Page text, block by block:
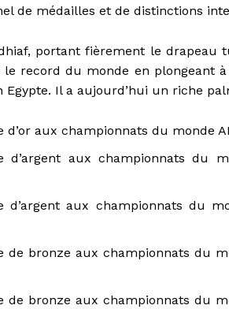
de médailles et de distinctions
portant fièrement le drapeau
record du monde en plongeant
Egypte. Il a aujourd’hui un riche
d’or aux championnats du monde
d’argent aux championnats du
d’argent aux championnats du
de bronze aux championnats du
de bronze aux championnats du